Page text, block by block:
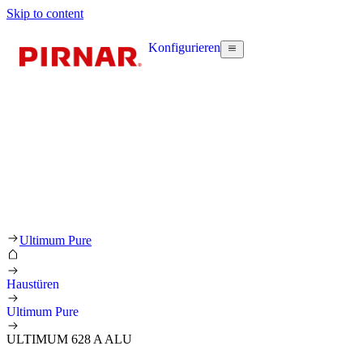
Skip to content
Konfigurieren
Ultimum Pure
Haustüren
Ultimum Pure
ULTIMUM 628 A ALU